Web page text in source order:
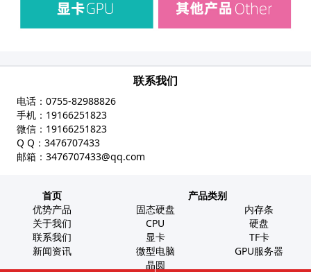
联系我们
电话： 0755-82988826
手机： 19166251823
微信： 19166251823
Q Q： 3476707433
邮箱： 3476707433@qq.com
首页
优势产品
关于我们
联系我们
新闻资讯
产品类别
固态硬盘
内存条
CPU
硬盘
显卡
TF卡
微型电脑
GPU服务器
晶圆